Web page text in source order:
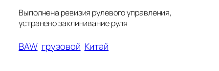
Выполнена ревизия рулевого управления,
устранено заклинивание руля
BAW грузовой Китай